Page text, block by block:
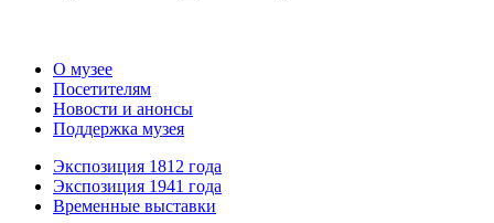
О музее
Посетителям
Новости и анонсы
Поддержка музея
Экспозиция 1812 года
Экспозиция 1941 года
Временные выставки